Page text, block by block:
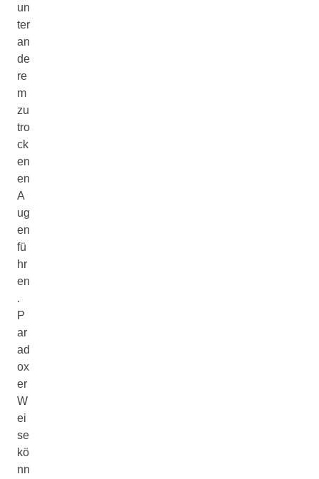
un
ter
an
de
re
m
zu
tro
ck
en
en
A
ug
en
fü
hr
en
.
P
ar
ad
ox
er
W
ei
se
kö
nn